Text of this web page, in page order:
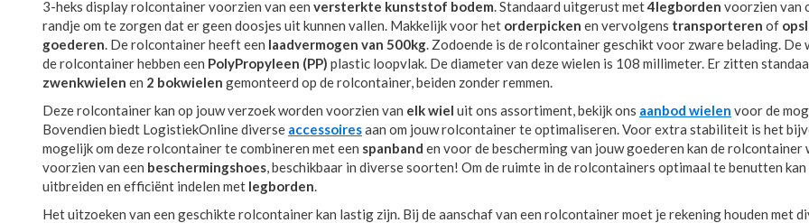
3-heks display rolcontainer voorzien van een versterkte kunststof bodem. Standaard uitgerust met4legborden voorzien van
randje om te zorgen dat er geen doosjes uit kunnen vallen. Makkelijk voor het orderpicken en vervolgens transporteren of
goederen. De rolcontainer heeft een laadvermogen van 500kg. Zodoende is de rolcontainer geschikt voor zware belading. De
de rolcontainer hebben een PolyPropyleen (PP) plastic loopvlak. De diameter van deze wielen is 108 millimeter. Er zitten
zwenkwielen en 2 bokwielen gemonteerd op de rolcontainer, beiden zonder remmen.
Deze rolcontainer kan op jouw verzoek worden voorzien van elk wiel uit ons assortiment, bekijk ons aanbod wielen voor de
Bovendien biedt LogistiekOnline diverse accessoiresaan om jouw rolcontainer te optimaliseren. Voor extra stabiliteit is het
mogelijk om deze rolcontainer te combineren met een spanband en voor de bescherming van jouw goederen kan de rolcontainer
voorzien van een beschermingshoes, beschikbaar in diverse soorten! Om de ruimte in de rolcontainers optimaal te benutten kan
uitbreiden en efficiënt indelen met legborden.
Het uitzoeken van een geschikte rolcontainer kan lastig zijn. Bij de aanschaf van een rolcontainer moet je rekening houden met